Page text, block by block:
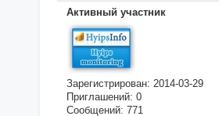
Активный участник
Зарегистрирован: 2014-03-29
Приглашений: 0
Сообщений: 771